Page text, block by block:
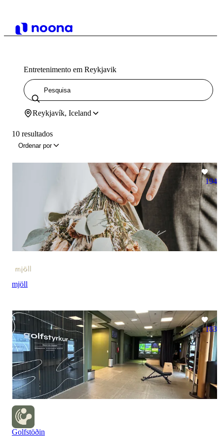
Entretenimento em Reykjavik
Reykjavík, Iceland
10 resultados
Ordenar por
194
mjöll
183
Golfstöðin